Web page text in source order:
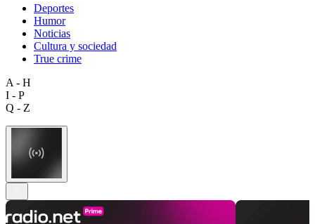
Deportes
Humor
Noticias
Cultura y sociedad
True crime
A - H
I - P
Q - Z